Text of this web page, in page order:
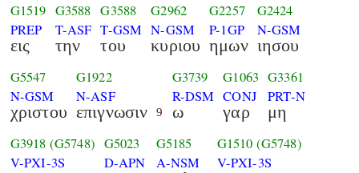
G1519
PREP
εις
G3588
T-ASF
την
G3588
T-GSM
του
G2962
N-GSM
κυριου
G2257
P-1GP
ημων
G2424
N-GSM
ιησου
G5547
N-GSM
χριστου
G1922
N-ASF
επιγνωσιν 9
G3739
R-DSM
ω
G1063
CONJ
γαρ
G3361
PRT-N
μη
G3918 (G5748)
V-PXI-3S
G5023
D-APN
G5185
A-NSM
G1510 (G5748)
V-PXI-3S